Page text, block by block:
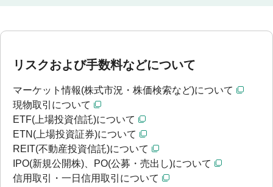
リスクおよび手数料などについて
マーケット情報(株式市況・株価検索など)について
現物取引について
ETF(上場投資信託)について
ETN(上場投資証券)について
REIT(不動産投資信託)について
IPO(新規公開株)、PO(公募・売出し)について
信用取引・一日信用取引について